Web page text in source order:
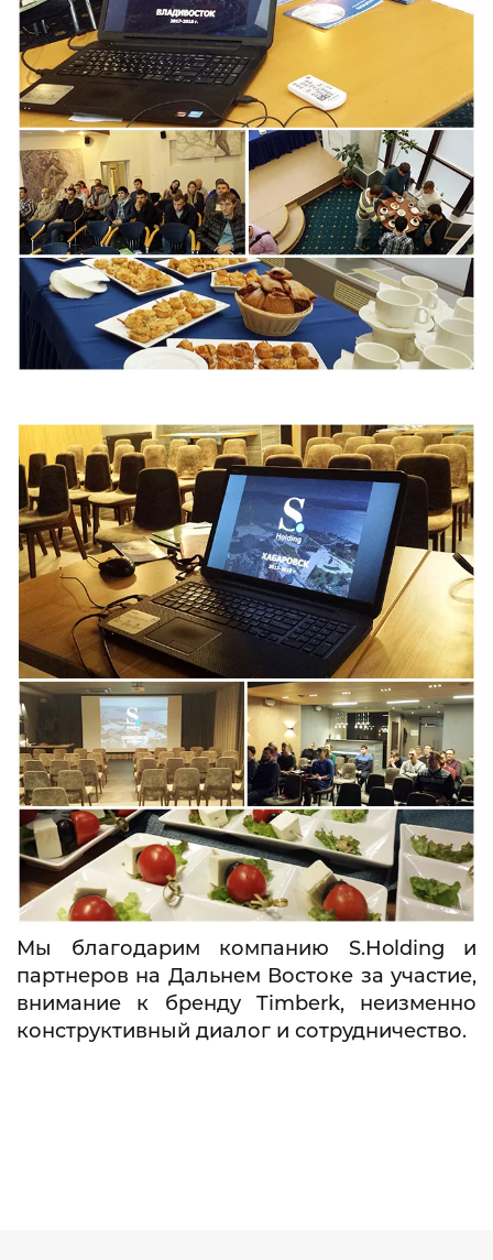
Мы благодарим компанию S.Holding и
партнеров на Дальнем Востоке за участие,
внимание к бренду Timberk, неизменно
конструктивный диалог и сотрудничество.